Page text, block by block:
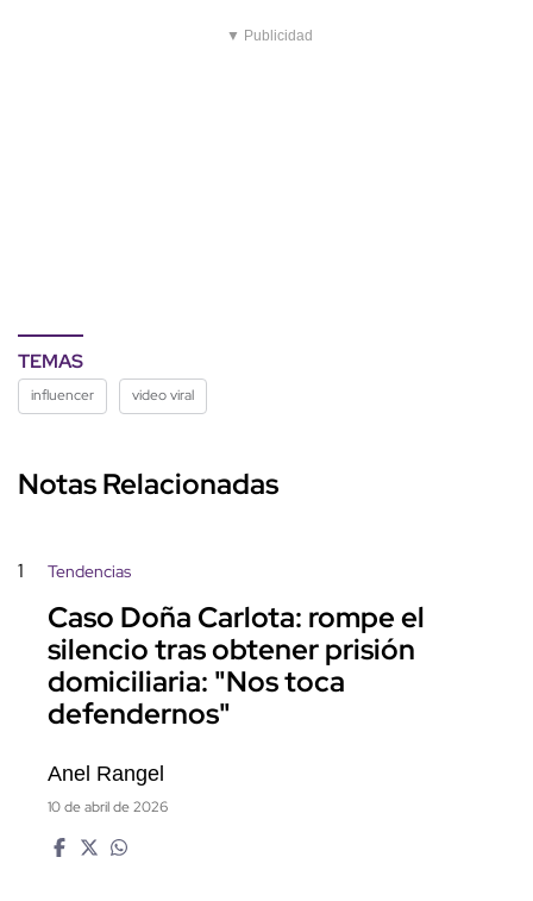
▼ Publicidad
TEMAS
influencer video viral
Notas Relacionadas
1 Tendencias
Caso Doña Carlota: rompe el
silencio tras obtener prisión
domiciliaria: "Nos toca
defendernos"
Anel Rangel
10 de abril de 2026